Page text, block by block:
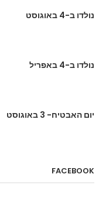
נולדו ב-4 באוגוסט
נולדו ב-4 באפריל
יום האבטיח- 3 באוגוסט
FACEBOOK